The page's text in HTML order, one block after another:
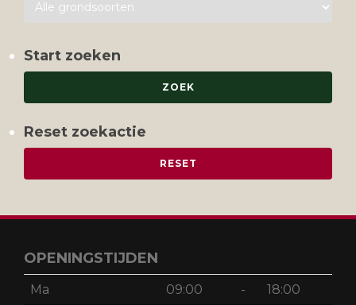
Start zoeken
Reset zoekactie
OPENINGSTIJDEN
Ma 09:00 - 18:00